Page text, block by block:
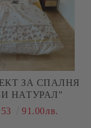
ЗА СПАЛНЯ
НАТУРАЛ"
91.00лв.